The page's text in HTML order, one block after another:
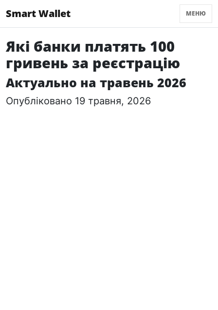
Smart Wallet МЕНЮ
Які банки платять 100
гривень за реєстрацію
Актуально на травень 2026
Опубліковано 19 травня, 2026